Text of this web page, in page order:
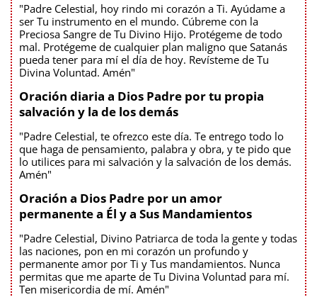
"Padre Celestial, hoy rindo mi corazón a Ti. Ayúdame a
ser Tu instrumento en el mundo. Cúbreme con la
Preciosa Sangre de Tu Divino Hijo. Protégeme de todo
mal. Protégeme de cualquier plan maligno que Satanás
pueda tener para mí el día de hoy. Revísteme de Tu
Divina Voluntad. Amén"
Oración diaria a Dios Padre por tu propia
salvación y la de los demás
"Padre Celestial, te ofrezco este día. Te entrego todo lo
que haga de pensamiento, palabra y obra, y te pido que
lo utilices para mi salvación y la salvación de los demás.
Amén"
Oración a Dios Padre por un amor
permanente a Él y a Sus Mandamientos
"Padre Celestial, Divino Patriarca de toda la gente y todas
las naciones, pon en mi corazón un profundo y
permanente amor por Ti y Tus mandamientos. Nunca
permitas que me aparte de Tu Divina Voluntad para mí.
Ten misericordia de mí. Amén"